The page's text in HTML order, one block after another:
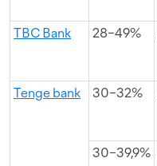
TBC Bank 28−49%
Tenge bank
30−32%
30−39,9%